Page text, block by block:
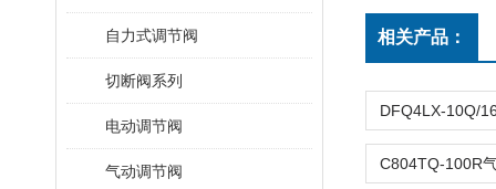
自力式调节阀
切断阀系列
电动调节阀
气动调节阀
相关产品：